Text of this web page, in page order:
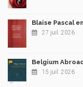
Blaise Pascal
27 juil. 2026
Belgium
15 juil. 2026